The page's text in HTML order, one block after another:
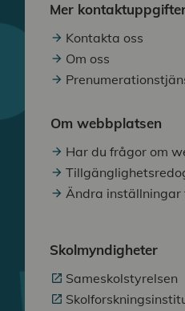
Mer
Kontakta oss
Om oss
Om webbplatsen
Har du frågor om
Ändra inställningar
Skolmyndigheter
Sameskolstyrelsen